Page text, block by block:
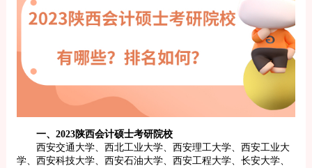
一、2023陕西会计硕士考研院校
西安交通大学、西北工业大学、西安理工大学、西安工业大
学、西安科技大学、西安石油大学、西安工程大学、长安大学、